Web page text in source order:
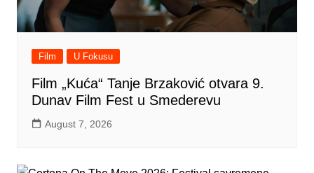
Film U Fokusu
Film „Kuća“ Tanje Brzaković otvara 9.
Dunav Film Fest u Smederevu
August 7, 2026